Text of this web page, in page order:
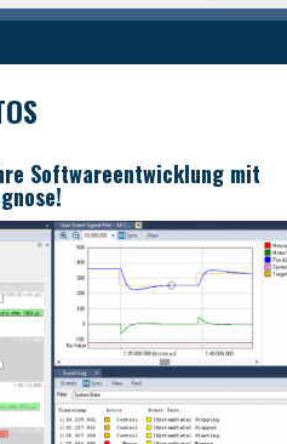
Softwareentwicklung mit